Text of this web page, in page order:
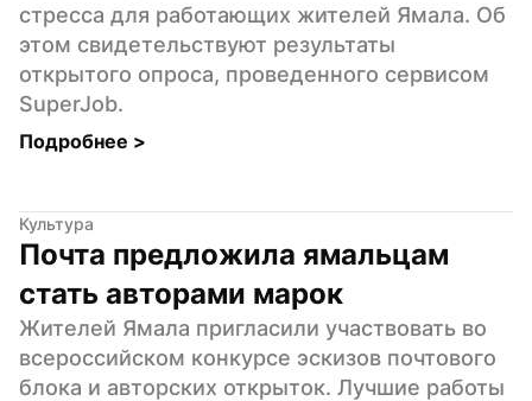
стресса для работающих жителей Ямала. Об
этом свидетельствуют результаты
открытого опроса, проведенного сервисом
SuperJob.
Подробнее >
Культура
Почта предложила ямальцам
стать авторами марок
Жителей Ямала пригласили участвовать во
всероссийском конкурсе эскизов почтового
блока и авторских открыток. Лучшие работы